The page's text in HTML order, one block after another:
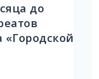
до